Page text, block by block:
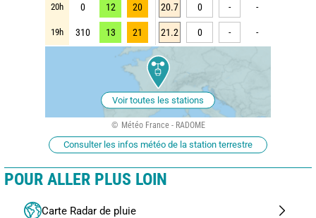
20h 0 12 20 20.7 0 - -
19h 310 13 21 21.2 0 - -
Voir toutes les stations
Météo France - RADOME
Consulter les infos météo de la station terrestre
POUR ALLER PLUS LOIN
Carte Radar de pluie